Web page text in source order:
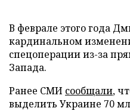
В феврале этого года
кардинальном
спецоперации из-за
Запада.
Ранее СМИ сообщали,
выделить Украине 70